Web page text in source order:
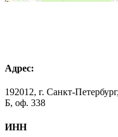
Адрес:
192012, г. Санкт-
Б, оф. 338
ИНН